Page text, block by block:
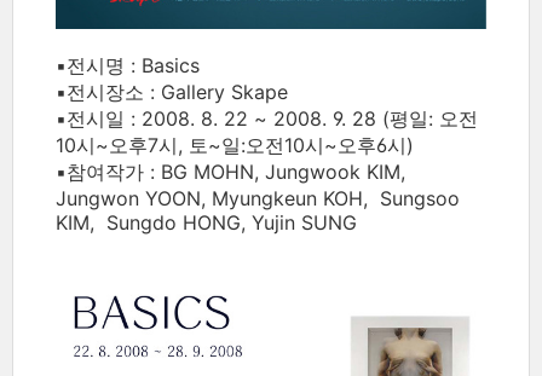
▪전시명 : Basics
▪전시장소 : Gallery Skape
▪전시일 : 2008. 8. 22 ~ 2008. 9. 28 (평일: 오전
10시~오후7시, 토~일:오전10시~오후6시)
▪참여작가 : BG MOHN, Jungwook KIM,
Jungwon YOON, Myungkeun KOH, Sungsoo
KIM, Sungdo HONG, Yujin SUNG